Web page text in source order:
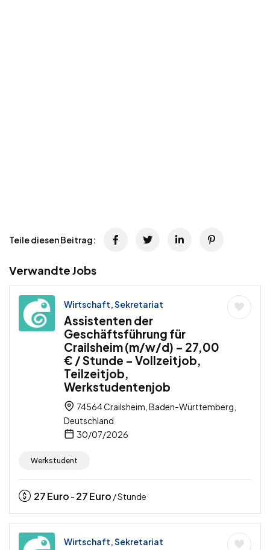
Teile diesen Beitrag:
Verwandte Jobs
Wirtschaft, Sekretariat
Assistenten der
Geschäftsführung für
Crailsheim (m/w/d) – 27,00
€ / Stunde – Vollzeitjob,
Teilzeitjob,
Werkstudentenjob
74564 Crailsheim, Baden-Württemberg,
Deutschland
30/07/2026
Werkstudent
27Euro - 27Euro / Stunde
Wirtschaft, Sekretariat